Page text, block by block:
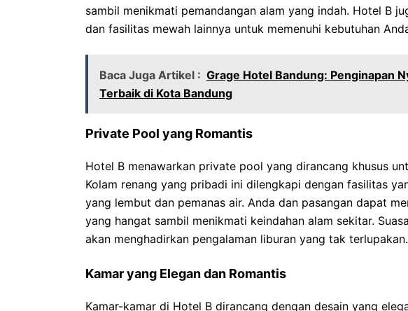
sambil menikmati pemandangan alam yang indah. Hotel B
dan fasilitas mewah lainnya untuk memenuhi kebutuhan
Baca Juga Artikel : Grage Hotel Bandung: Penginapan
Terbaik di Kota Bandung
Private Pool yang Romantis
Hotel B menawarkan private pool yang dirancang khusus
Kolam renang yang pribadi ini dilengkapi dengan fasilitas
yang lembut dan pemanas air. Anda dan pasangan dapat
yang hangat sambil menikmati keindahan alam sekitar.
akan menghadirkan pengalaman liburan yang tak terlupakan.
Kamar yang Elegan dan Romantis
Kamar-kamar di Hotel B dirancang dengan desain yang